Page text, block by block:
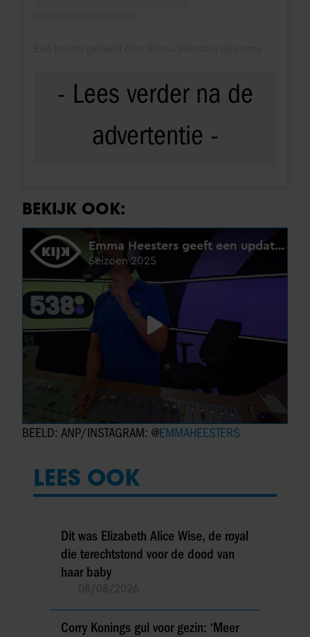
BEKIJK OOK:
BEELD: ANP/INSTAGRAM: @EMMAHEESTERS
LEES OOK
Dit was Elizabeth Alice Wise, de royal
die terechtstond voor de dood van
haar baby
Corry Konings gul voor gezin: ‘Meer